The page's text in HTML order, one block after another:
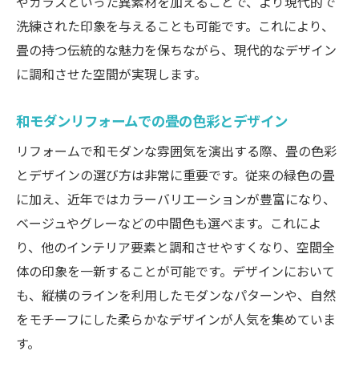
洗練された印象を与えることも可能です。これにより、
畳の持つ伝統的な魅力を保ちながら、現代的なデザイン
に調和させた空間が実現します。
和モダンリフォームでの畳の色彩とデザイン
リフォームで和モダンな雰囲気を演出する際、畳の色彩
とデザインの選び方は非常に重要です。従来の緑色の畳
に加え、近年ではカラーバリエーションが豊富になり、
ベージュやグレーなどの中間色も選べます。これによ
り、他のインテリア要素と調和させやすくなり、空間全
体の印象を一新することが可能です。デザインにおいて
も、縦横のラインを利用したモダンなパターンや、自然
をモチーフにした柔らかなデザインが人気を集めていま
す。